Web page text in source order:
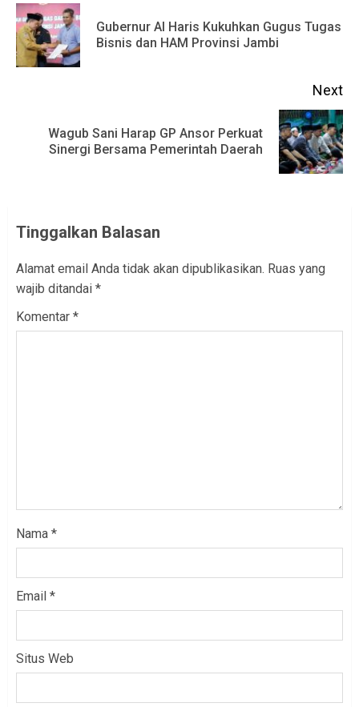
Reading
Gubernur Al Haris Kukuhkan Gugus Tugas
Bisnis dan HAM Provinsi Jambi
Next
Wagub Sani Harap GP Ansor Perkuat
Sinergi Bersama Pemerintah Daerah
Tinggalkan Balasan
Alamat email Anda tidak akan dipublikasikan. Ruas yang
wajib ditandai *
Komentar *
Nama *
Email *
Situs Web